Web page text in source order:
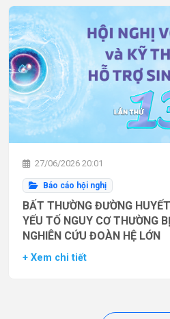
27/06/2026 20:01
Báo cáo hội nghị
BẤT THƯỜNG ĐƯỜNG
YẾU TỐ NGUY CƠ THƯỜNG
NGHIÊN CỨU ĐOÀN HỆ LỚN
+ Xem chi tiết